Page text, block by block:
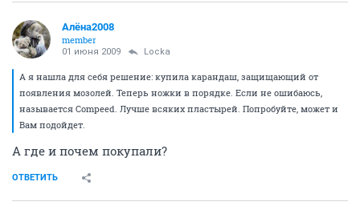
Алёна2008
member
01 июня 2009 Locka
А я нашла для себя решение: купила карандаш, защищающий от
появления мозолей. Теперь ножки в порядке. Если не ошибаюсь,
называется Compeed. Лучше всяких пластырей. Попробуйте, может и
Вам подойдет.
А где и почем покупали?
ОТВЕТИТЬ